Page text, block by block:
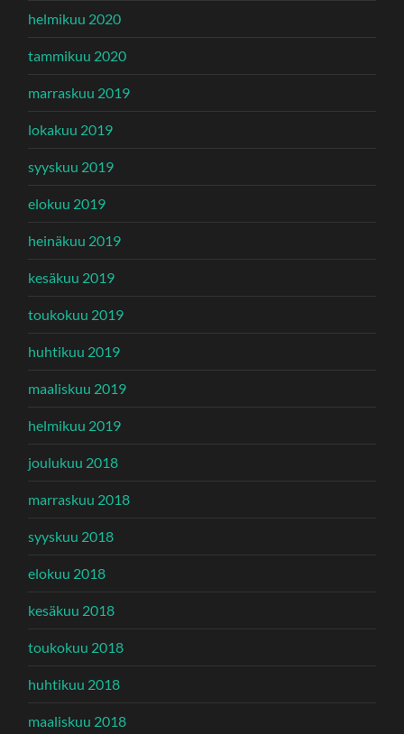
helmikuu 2020
tammikuu 2020
marraskuu 2019
lokakuu 2019
syyskuu 2019
elokuu 2019
heinäkuu 2019
kesäkuu 2019
toukokuu 2019
huhtikuu 2019
maaliskuu 2019
helmikuu 2019
joulukuu 2018
marraskuu 2018
syyskuu 2018
elokuu 2018
kesäkuu 2018
toukokuu 2018
huhtikuu 2018
maaliskuu 2018